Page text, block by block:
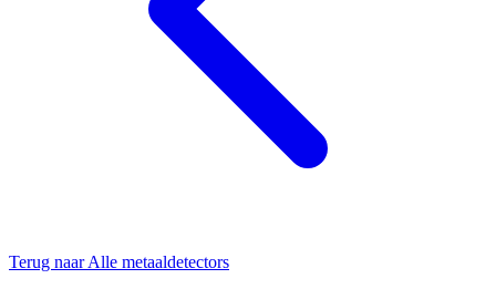
Terug naar Alle metaaldetectors